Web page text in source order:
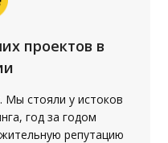
проектов в
Мы стояли у истоков
год за годом
репутацию